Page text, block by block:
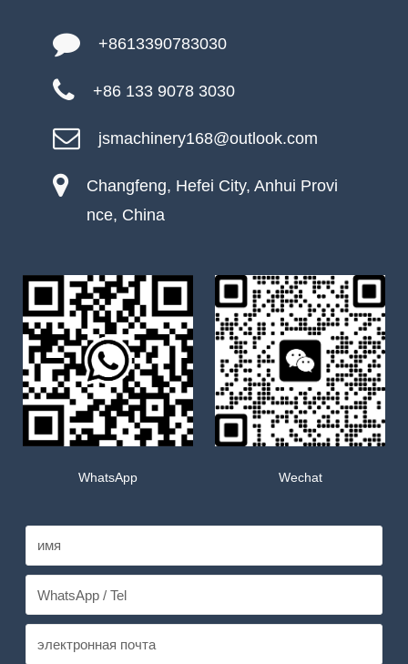
+8613390783030
+86 133 9078 3030
jsmachinery168@outlook.com
Changfeng, Hefei City, Anhui Provi
nce, China
WhatsApp Wechat